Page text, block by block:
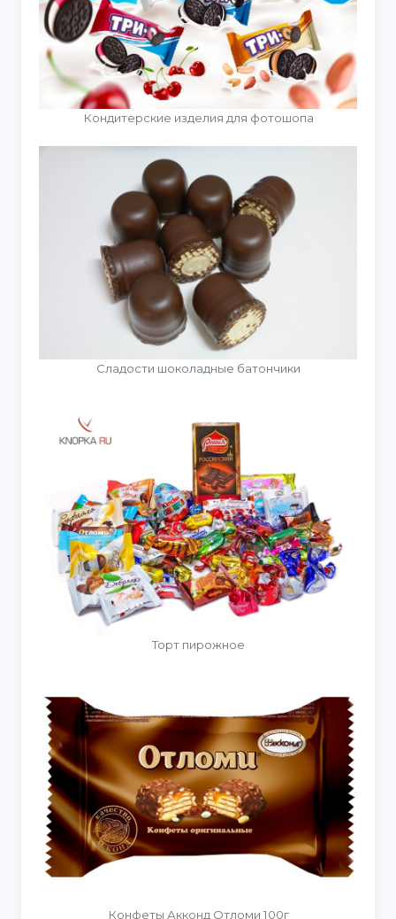
Кондитерские изделия для фотошопа
Сладости шоколадные батончики
Торт пирожное
Конфеты Акконд Отломи 100г